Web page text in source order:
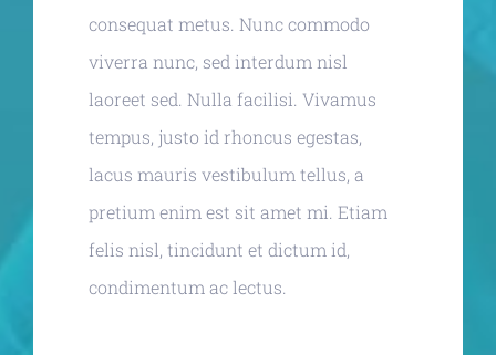
consequat metus. Nunc commodo
viverra nunc, sed interdum nisl
laoreet sed. Nulla facilisi. Vivamus
tempus, justo id rhoncus egestas,
lacus mauris vestibulum tellus, a
pretium enim est sit amet mi. Etiam
felis nisl, tincidunt et dictum id,
condimentum ac lectus.